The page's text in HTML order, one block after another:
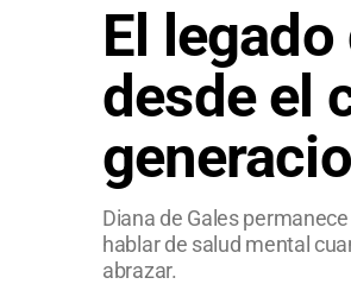
El
desde el
Diana de Gales
hablar de salud mental
abrazar.